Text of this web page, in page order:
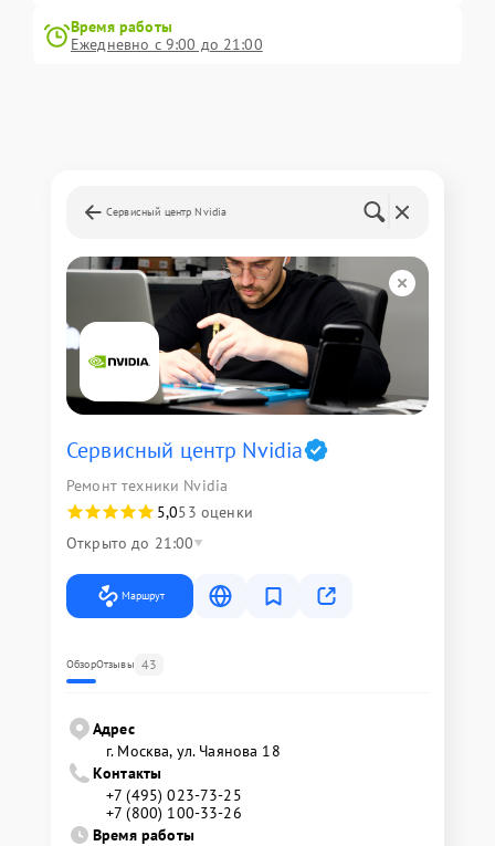
Время работы
Ежедневно с 9:00 до 21:00
Сервисный центр Nvidia
Сервисный центр Nvidia
Ремонт техники Nvidia
5,053 оценки
Открыто до 21:00
Маршрут
ОбзорОтзывы 43
Адрес
г. Москва, ул. Чаянова 18
Контакты
+7 (495) 023-73-25
+7 (800) 100-33-26
Время работы